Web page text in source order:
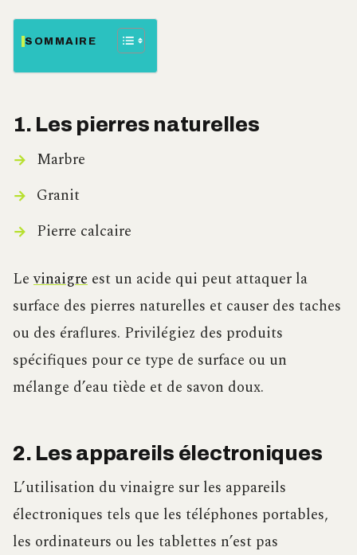
SOMMAIRE
1. Les pierres naturelles
Marbre
Granit
Pierre calcaire
Levinaigre est un acide qui peut attaquer la
surface des pierres naturelles et causer des taches
ou des éraflures. Privilégiez des produits
spécifiques pour ce type de surface ou un
mélange d’eau tiède et de savon doux.
2. Les appareils électroniques
L’utilisation du vinaigre sur les appareils
électroniques tels que les téléphones portables,
les ordinateurs ou les tablettes n’est pas